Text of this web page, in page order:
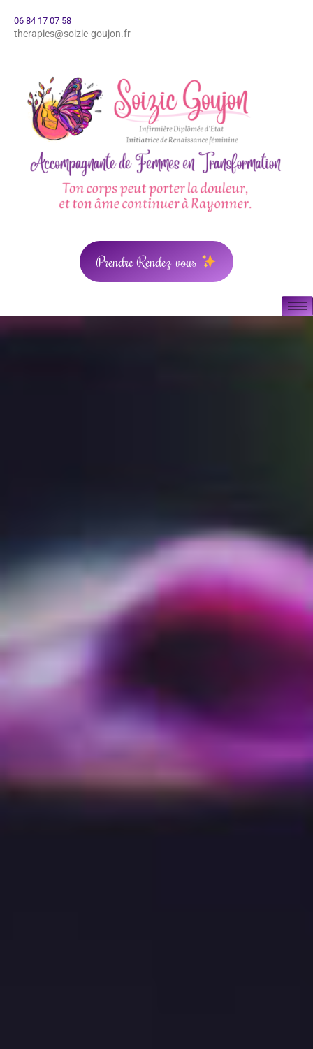
06 84 17 07 58
therapies@soizic-goujon.fr
Prendre Rendez-vous